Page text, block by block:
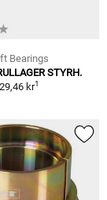
Bearings
STYRH.
kr1